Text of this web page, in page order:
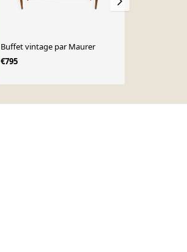
Buffet vintage par Maurer
€795